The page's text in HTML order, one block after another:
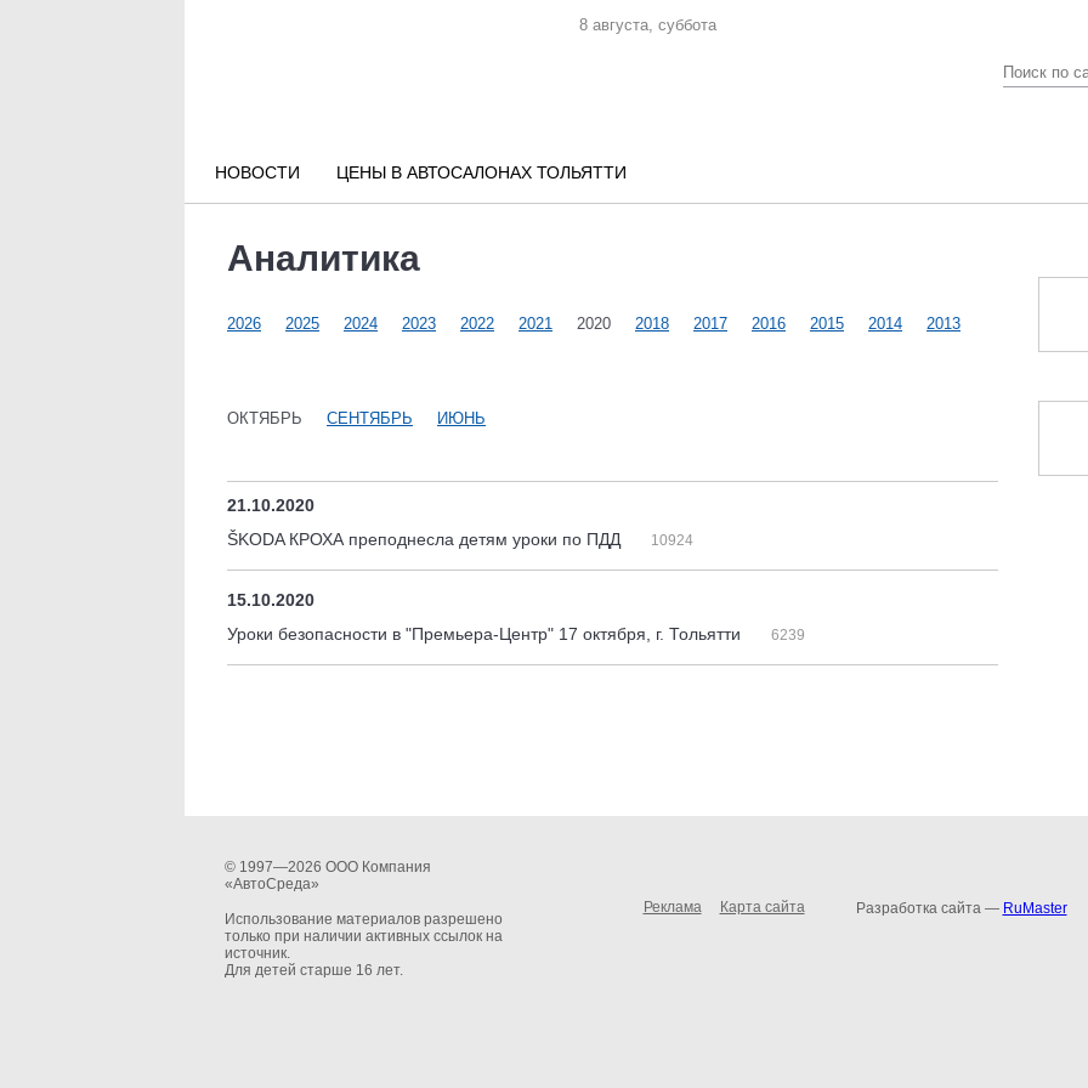
8 августа, суббота
НОВОСТИ ЦЕНЫ В АВТОСАЛОНАХ ТОЛЬЯТТИ
Аналитика
2026 2025 2024 2023 2022 2021 2020 2018 2017 2016 2015 2014 2013
ОКТЯБРЬ СЕНТЯБРЬ ИЮНЬ
21.10.2020
ŠKODA КРОХА преподнесла детям уроки по ПДД
10924
15.10.2020
Уроки безопасности в "Премьера-Центр" 17 октября, г. Тольятти
6239
© 1997—2026 ООО Компания
«АвтоСреда»
Использование материалов разрешено
только при наличии активных ссылок на
источник.
Для детей старше 16 лет.
Реклама Карта сайта Разработка сайта — RuMaster